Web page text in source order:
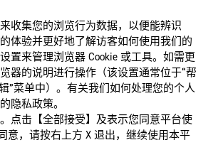
社交媒体
收集您的浏览⾏为数据，以便能辨识
体验并更好地了解访客如何使⽤我们的
置来管理浏览器 Cookie 或⼯具。如需更
器的说明进⾏操作（该设置通常位于“帮
”菜单中）。有关我们如何处理您的个⼈
隐私政策。
点击【全部接受】及表示您同意平台使
意，请按右上⽅ X 退出，继续使⽤本平